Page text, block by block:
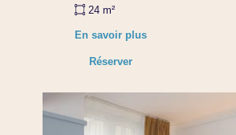
24 m²
En savoir plus
Réserver